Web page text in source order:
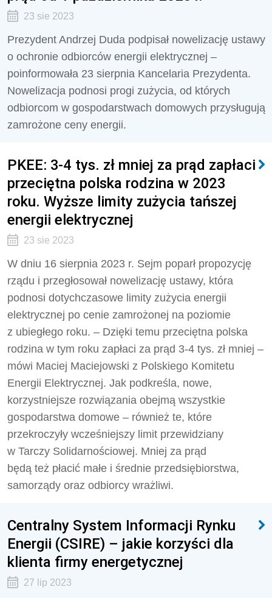
23 sie 2023
Prezydent Andrzej Duda podpisał nowelizację ustawy
o ochronie odbiorców energii elektrycznej –
poinformowała 23 sierpnia Kancelaria Prezydenta.
Nowelizacja podnosi progi zużycia, od których
odbiorcom w gospodarstwach domowych przysługują
zamrożone ceny energii.
PKEE: 3-4 tys. zł mniej za prąd zapłaci
przeciętna polska rodzina w 2023
roku. Wyższe limity zużycia tańszej
energii elektrycznej
23 sie 2023
W dniu 16 sierpnia 2023 r. Sejm poparł propozycję
rządu i przegłosował nowelizację ustawy, która
podnosi dotychczasowe limity zużycia energii
elektrycznej po cenie zamrożonej na poziomie
z ubiegłego roku. – Dzięki temu przeciętna polska
rodzina w tym roku zapłaci za prąd 3-4 tys. zł mniej –
mówi Maciej Maciejowski z Polskiego Komitetu
Energii Elektrycznej. Jak podkreśla, nowe,
korzystniejsze rozwiązania obejmą wszystkie
gospodarstwa domowe – również te, które
przekroczyły wcześniejszy limit przewidziany
w Tarczy Solidarnościowej. Mniej za prąd
będą też płacić małe i średnie przedsiębiorstwa,
samorządy oraz odbiorcy wrażliwi.
Centralny System Informacji Rynku
Energii (CSIRE) – jakie korzyści dla
klienta firmy energetycznej
27 lip 2023